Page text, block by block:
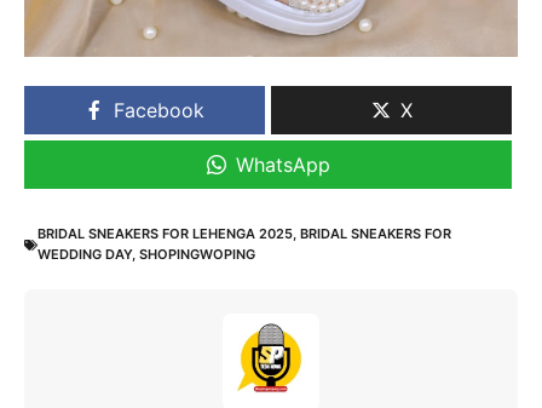
Facebook X
WhatsApp
BRIDAL SNEAKERS FOR LEHENGA 2025, BRIDAL SNEAKERS FOR
WEDDING DAY, SHOPINGWOPING